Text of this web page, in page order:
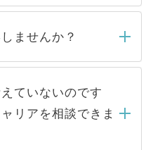
め 人気のある医療機
、応募が殺到する場
条件に合った人材の
頼するケースが増え
ことは一切ありませ
から内定をいただい
りません。内定先へ
アパートナーが行い
ませんか？
ことはありませんの
当サイトからの登録
者様の個人情報は、
プおよび転職活動の
します。お預かりし
ていないのです
リアを相談できま